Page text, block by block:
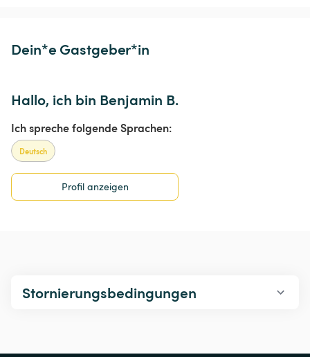
Dein*e Gastgeber*in
Hallo, ich bin Benjamin B.
Ich spreche folgende Sprachen:
Deutsch
Profil anzeigen
Stornierungsbedingungen